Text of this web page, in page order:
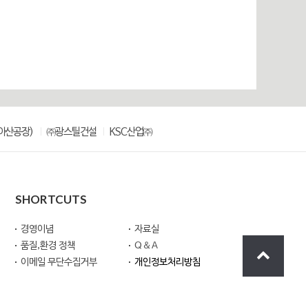
산공장) ㈜광스틸건설 KSC산업㈜
SHORTCUTS
경영이념
자료실
품질,환경 정책
Q＆A
이메일 무단수집거부
개인정보처리방침